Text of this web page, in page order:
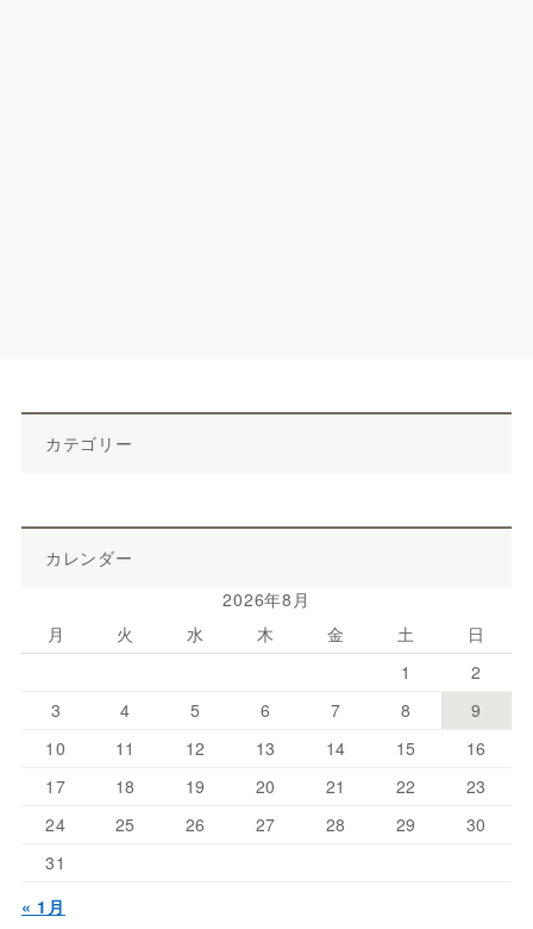
カテゴリー
カレンダー
2026年8月
月
火 水 木 金 土
日
1
2
3
4 5 6 7 8
9
10
11 12 13 14 15
16
17
18 19 20 21 22
23
24
25 26 27 28 29
30
31
« 1月